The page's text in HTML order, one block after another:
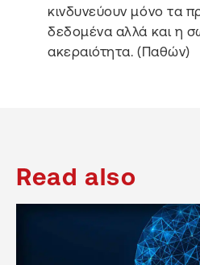
κινδυνεύουν μόνο τα
δεδομένα αλλά και η
ακεραιότητα. (Παθών)
Read also